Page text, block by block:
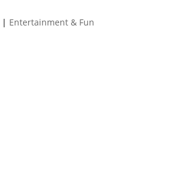
| Entertainment & Fun